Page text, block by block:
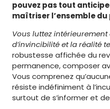
pouvez pas tout
maîtriser l’ensemble du
Vous luttez
d’invincibilité et la réalité
robustesse affichée du
permanence, composer
Vous comprenez
résiste indéfiniment à
surtout de s’informer et